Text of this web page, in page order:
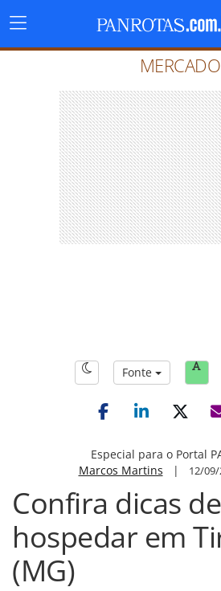
Menu
Principal
MERCADO
Fonte
Especial para o Portal
Marcos Martins | 12/
Confira dicas
hospedar em
(MG)